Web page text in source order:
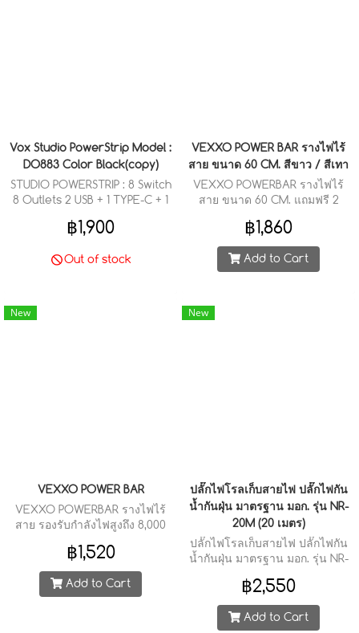
Vox Studio PowerStrip Model :
DO883 Color Black(copy)
STUDIO POWERSTRIP : 8 Switch
8 Outlets 2 USB + 1 TYPE-C + 1
(3M.)
฿1,900
Out of stock
VEXXO POWER BAR รางไฟไร้
สาย ขนาด 60 CM. สีขาว / สีเทา
VEXXO POWERBAR รางไฟไร้
สาย ขนาด 60 CM. แถมฟรี 2
กล่อง
฿1,860
Add to Cart
New
VEXXO POWER BAR
VEXXO POWERBAR รางไฟไร้
สาย รองรับกำลังไฟสูงถึง 8,000
หลากหลาย การใช้งานง่าย 1.เพียง
แค่ หมุน Socket ก็เปิด-ปิดการใช้
งานได้ทันที! 2.ปรับตำแหน่ง
฿1,520
Add to Cart
New
ปลั๊กไฟโรลเก็บสายไฟ ปลั๊กไฟกัน
น้ำกันฝุ่น มาตรฐาน มอก. รุ่น NR-
20M (20 เมตร)
ปลั๊กไฟโรลเก็บสายไฟ ปลั๊กไฟกัน
น้ำกันฝุ่น มาตรฐาน มอก. รุ่น NR-
฿2,550
Add to Cart